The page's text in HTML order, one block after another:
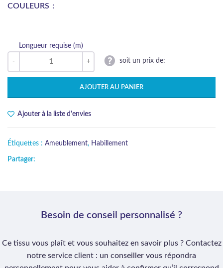
COULEURS
Longueur requise (m)
soit un prix de:
AJOUTER AU PANIER
Ajouter à la liste d'envies
Étiquettes : Ameublement, Habillement
Partager:
Besoin de conseil personnalisé ?
Ce tissu vous plaît et vous souhaitez en savoir plus ? Contactez
notre service client : un conseiller vous répondra